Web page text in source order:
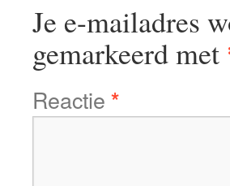
Je e-mailadres
gemarkeerd met
Reactie *